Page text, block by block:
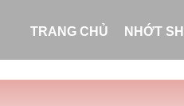
TRANG CHỦ NHỚT